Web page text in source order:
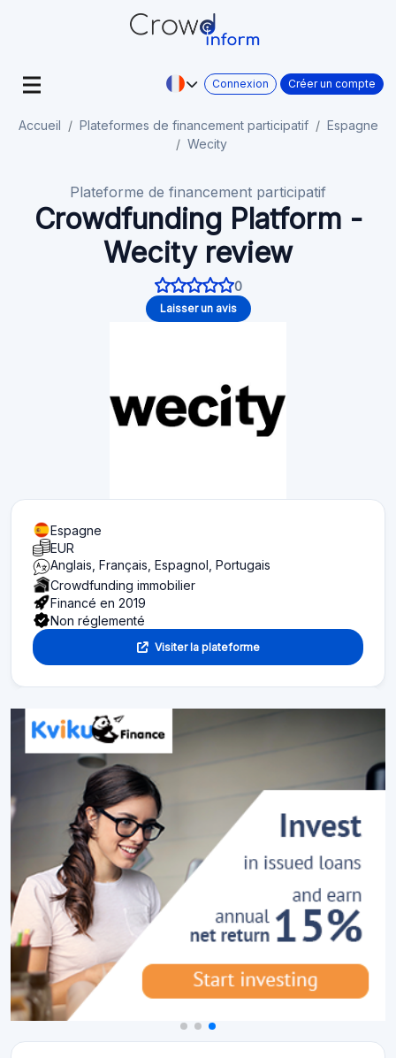
Connexion Créer un compte
Accueil Plateformes de financement participatif
Espagne
Wecity
Plateforme de financement participatif
Crowdfunding Platform -
Wecity review
0
Laisser un avis
Espagne
EUR
Anglais, Français, Espagnol, Portugais
Crowdfunding immobilier
Financé en 2019
Non réglementé
Visiter la plateforme